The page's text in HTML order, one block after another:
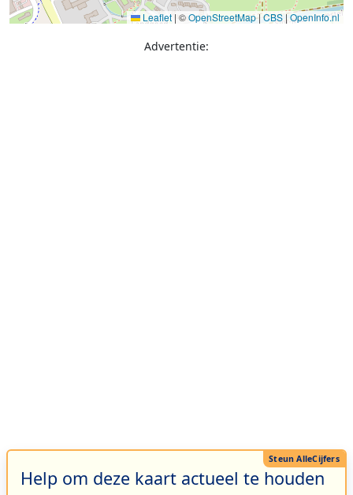
Leaflet | ©OpenStreetMap|CBS |OpenInfo.nl
Advertentie:
Help om deze kaart actueel te houden